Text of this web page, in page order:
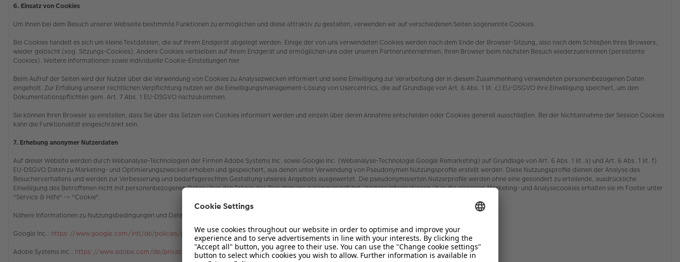
6. Einsatz von Cookies
Um Ihnen bei dem Besuch unserer Webseite bestimmte Funktionen zu ermöglichen und diese attraktiv zu gestalten, verwenden wir auf verschiedenen Seiten sogenannte Cookies.
Bei Cookies handelt es sich um kleine Textdateien, die auf Ihrem Endgerät abgelegt werden. Einige der von uns verwendeten Cookies werden nach dem Ende der Browser-Sitzung, also nach dem Schließen Ihres Browsers,
wieder gelöscht (sog. Sitzungs-Cookies). Andere Cookies verbleiben auf Ihrem Endgerät und ermöglichen uns oder unseren Partnerunternehmen, Ihren Browser beim nächsten Besuch wiederzuerkennen (persistente
Cookies). Weitere Informationen sowie individuelle Cookie-Einstellungen hier.
Beim Aufruf der Seiten wird der Nutzer über die Verwendung von Cookies zu Analysezwecken informiert und seine Einwilligung zur Verarbeitung der in diesem Zusammenhang verwendeten personenbezogenen Daten
eingeholt. Zur Erfüllung unserer rechtlichen Verpflichtung nutzen wir die Einwilligungsmanagement-Lösung von Usercentrics, die auf Grundlage von Art. 6 Abs. 1 lit. c) EU-DSGVO ihre Einwilligung speichert, um den
Dokumentationspflichten gem. Art. 7 Abs. 1 EU-DSGVO nachzukommen.
Sie können Ihren Browser so einstellen, dass Sie über das Setzen von Cookies informiert werden und einzeln über deren Annahme entscheiden oder Cookies generell ausschließen. Bei der Nichtannahme der Session Cookies
kann die Funktionalität eingeschränkt sein.
7. Erhebung anonymer Nutzerdaten
Auf dieser Website werden durch Webanalyse-Technologien der Firmen Adobe Systems Inc. sowie Google Inc. (Webanalyse-Technologie Google Remarketing) auf Grundlage von Art. 6 Abs. 1 lit. a) und Art. 6 Abs. 1 lit. f)
EU-DSGVO Daten zu Marketing- und Optimierungszwecken erhoben und gespeichert, aus denen unter Verwendung von Pseudonymen Nutzungsprofile erstellt werden. Diese Nutzungsprofile dienen der Analyse des
Besucherverhaltens und werden zur Verbesserung und bedarfsgerechten Gestaltung unseres Angebots ausgewertet. Die pseudonymisierten Nutzerprofile werden ohne eine gesondert zu erteilende, ausdrückliche
Einwilligung des Betroffenen nicht mit personenbezogenen Daten über den Träger des Pseudonyms zusammengeführt. Weitere Informationen über die einzelnen Marketing- und Analysecookies erhalten sie im Footer unter
"Service & Hilfe" -> "Cookie".
Nähere Informationen zu Nutzungsbedingungen und Datenschutz finden Sie hier:
Google Inc.: https://www.google.com/intl/de/policies/privacy/partners/
Adobe Systems Inc.: https://www.adobe.com/de/privacy/policy.html